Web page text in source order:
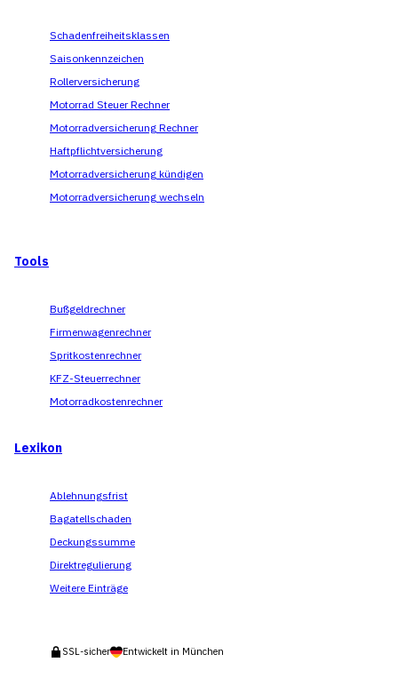
Schadenfreiheitsklassen
Saisonkennzeichen
Rollerversicherung
Motorrad Steuer Rechner
Motorradversicherung Rechner
Haftpflichtversicherung
Motorradversicherung kündigen
Motorradversicherung wechseln
Tools
Bußgeldrechner
Firmenwagenrechner
Spritkostenrechner
KFZ-Steuerrechner
Motorradkostenrechner
Lexikon
Ablehnungsfrist
Bagatellschaden
Deckungssumme
Direktregulierung
Weitere Einträge
SSL-sicher Entwickelt in München